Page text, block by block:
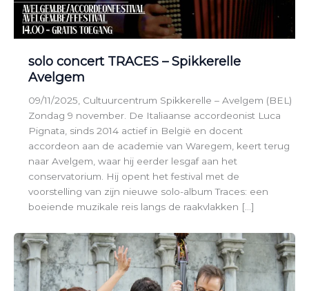
solo concert TRACES – Spikkerelle
Avelgem
09/11/2025, Cultuurcentrum Spikkerelle – Avelgem (BEL)
Zondag 9 november. De Italiaanse accordeonist Luca
Pignata, sinds 2014 actief in België en docent
accordeon aan de academie van Waregem, keert terug
naar Avelgem, waar hij eerder lesgaf aan het
conservatorium. Hij opent het festival met de
voorstelling van zijn nieuwe solo-album Traces: een
boeiende muzikale reis langs de raakvlakken […]